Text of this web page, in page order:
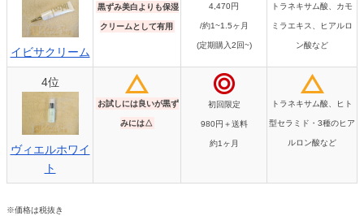
イビサクリーム
黒ずみ美白よりも保湿
クリームとして有用
4,470円
/約1~1.5ヶ月
(定期購入2回~)
トラネキサム酸、カモ
ミラエキス、ヒアルロ
ン酸など
4位
ヴィエルホワイ
ト
お試しには良いが黒ず
みには△
初回限定
980円＋送料
約1ヶ月
トラネキサム酸、ヒト
型セラミド・3種のヒア
ルロン酸など
※価格は税抜き